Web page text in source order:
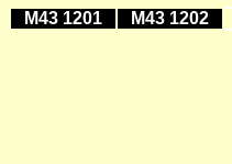
M43 1201 M43 1202